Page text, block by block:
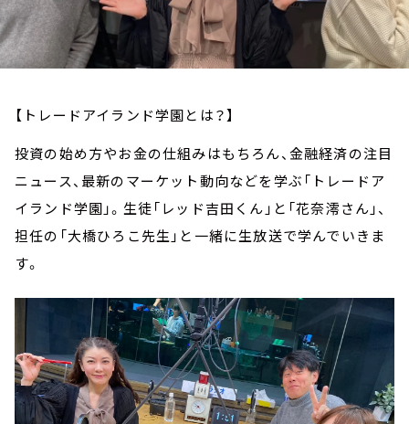
【トレードアイランド学園とは？】
投資の始め方やお金の仕組みはもちろん、金融経済の注目
ニュース、最新のマーケット動向などを学ぶ「トレードア
イランド学園」。生徒「レッド吉田くん」と「花奈澪さん」、
担任の「大橋ひろこ先生」と一緒に生放送で学んでいきま
す。